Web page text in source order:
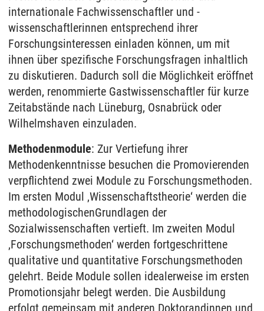
internationale Fachwissenschaftler und -
wissenschaftlerinnen entsprechend ihrer
Forschungsinteressen einladen können, um mit
ihnen über spezifische Forschungsfragen inhaltlich
zu diskutieren. Dadurch soll die Möglichkeit eröffnet
werden, renommierte Gastwissenschaftler für kurze
Zeitabstände nach Lüneburg, Osnabrück oder
Wilhelmshaven einzuladen.
Methodenmodule: Zur Vertiefung ihrer
Methodenkenntnisse besuchen die Promovierenden
verpflichtend zwei Module zu Forschungsmethoden.
Im ersten Modul ‚Wissenschaftstheorie‘ werden die
methodologischenGrundlagen der
Sozialwissenschaften vertieft. Im zweiten Modul
‚Forschungsmethoden‘ werden fortgeschrittene
qualitative und quantitative Forschungsmethoden
gelehrt. Beide Module sollen idealerweise im ersten
Promotionsjahr belegt werden. Die Ausbildung
erfolgt gemeinsam mit anderen Doktorandinnen und